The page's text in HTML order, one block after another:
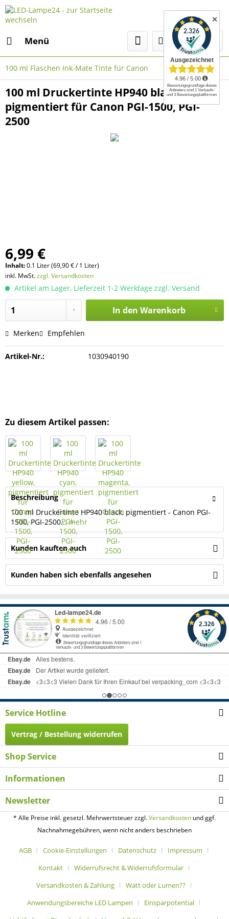
Menü
100 ml Flaschen Ink-Mate Tinte für Canon
100 ml Druckertinte HP940 black,
pigmentiert für Canon PGI-1500, PGI-
2500
6,99 €
Inhalt:0.1 Liter (69,90 € / 1 Liter)
inkl. MwSt.zzgl. Versandkosten
Artikel am Lager, Lieferzeit 1-2 Werktage zzgl. Versand
In den Warenkorb
Merken Empfehlen
Artikel-Nr.: 1030940190
Zu diesem Artikel passen:
Beschreibung
100 ml Druckertinte HP940 black, pigmentiert - Canon PGI-
1500, PGI-2500...mehr
Kunden kauften auch
Kunden haben sich ebenfalls angesehen
✕
Service Hotline
Vertrag / Bestellung widerrufen
Shop Service
Informationen
Newsletter
* Alle Preise inkl. gesetzl. Mehrwertsteuer zzgl.Versandkosten und ggf.
Nachnahmegebühren, wenn nicht anders beschrieben
AGB Cookie-Einstellungen Datenschutz
Impressum
Kontakt
Widerrufsrecht & Widerrufsformular
Versandkosten & Zahlung
Watt oder Lumen??
Anwendungsbereiche LED Lampen
Einsparpotential